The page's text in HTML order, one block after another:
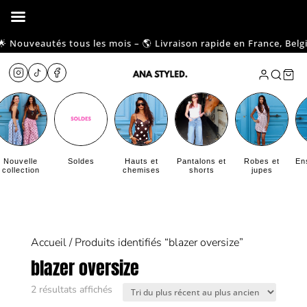
tous les mois – 🌎 Livraison rapide en France,
Nouvelle
collection
Soldes
Hauts et
chemises
Pantalons et
shorts
Robes et
jupes
Accueil/ Produits identifiés “blazer oversize”
blazer oversize
2 résultats affichésTrié